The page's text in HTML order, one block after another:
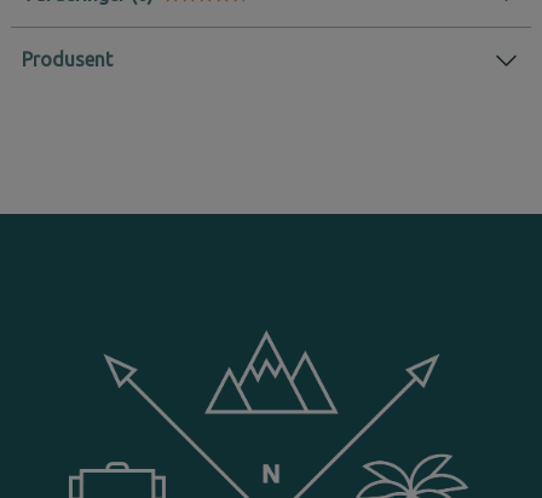
Produsent